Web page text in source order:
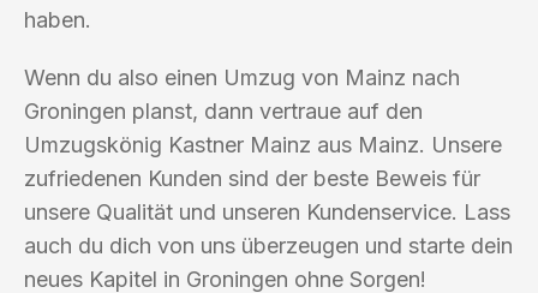
haben.
Wenn du also einen Umzug von Mainz nach
Groningen planst, dann vertraue auf den
Umzugskönig Kastner Mainz aus Mainz. Unsere
zufriedenen Kunden sind der beste Beweis für
unsere Qualität und unseren Kundenservice. Lass
auch du dich von uns überzeugen und starte dein
neues Kapitel in Groningen ohne Sorgen!